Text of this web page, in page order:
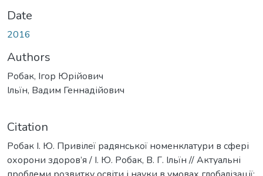
Date
2016
Authors
Робак, Ігор Юрійович
Ільїн, Вадим Геннадійович
Citation
Робак І. Ю. Привілеї радянської номенклатури в сфері
охорони здоров’я / І. Ю. Робак, В. Г. Ільїн // Актуальні